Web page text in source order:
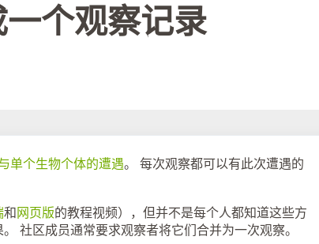
个观察记录
单个生物个体的遭遇。 每次观察都可以有此次遭遇的
和网页版的教程视频），但并不是每个人都知道这些方
社区成员通常要求观察者将它们合并为一次观察。